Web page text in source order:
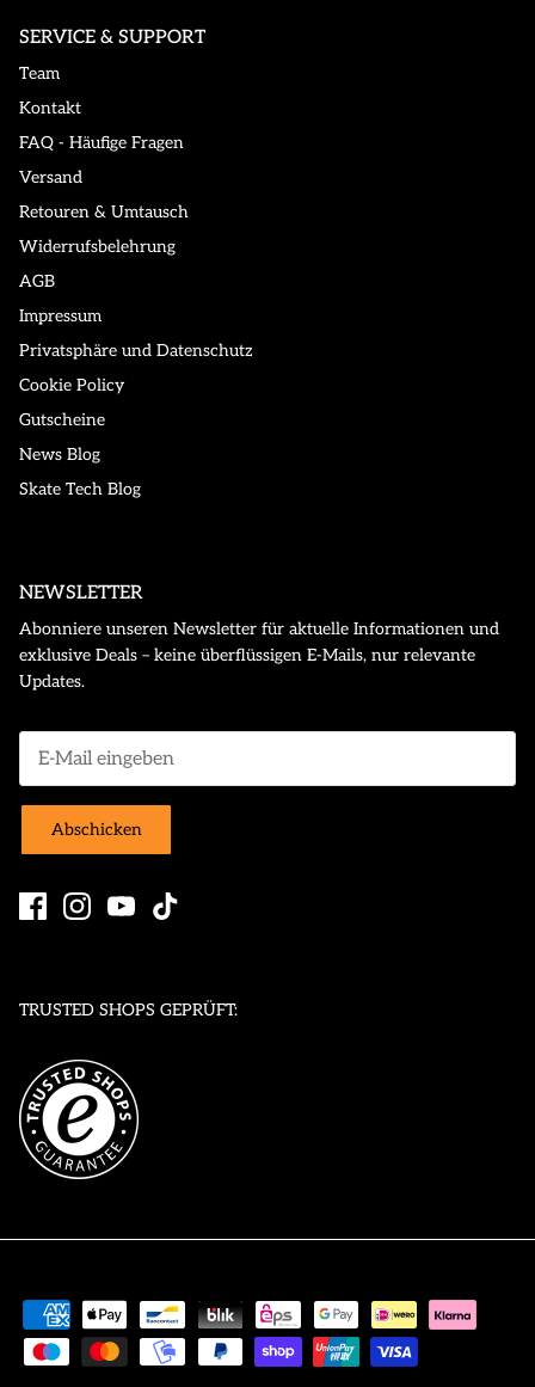
SERVICE & SUPPORT
Team
Kontakt
FAQ - Häufige Fragen
Versand
Retouren & Umtausch
Widerrufsbelehrung
AGB
Impressum
Privatsphäre und Datenschutz
Cookie Policy
Gutscheine
News Blog
Skate Tech Blog
NEWSLETTER
Abonniere unseren Newsletter für aktuelle Informationen und
exklusive Deals – keine überflüssigen E-Mails, nur relevante
Updates.
Abschicken
TRUSTED SHOPS GEPRÜFT: